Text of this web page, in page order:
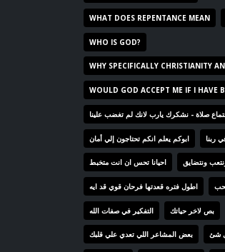
WHAT DOES REPENTANCE MEAN
WHO IS GOD?
WHY SPECIFICALLY CHRISTIANITY
WOULD GOD ACCEPT ME IF I HAVE
صلاة - نشكرك يارب لانك لم تغضب علينا
ابوكم يعلم انكم تحتاجون إلي أمان ربنا
احيانا تحس ان انت متخبط ونتضايق
اطول فتره قعدتها فرحان قوي قد ايه
التفكير في صفات الله بص لاخر حياتك
بعض المشاعر اللي تعدي علي قلبك شئ